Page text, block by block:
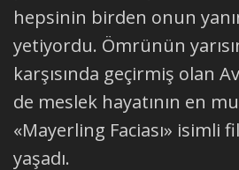
hepsinin birden onun
yetiyordu. Ömrünün
karşısında geçirmiş olan
de meslek hayatının en
«Mayerling Faciası» isimli
yaşadı.